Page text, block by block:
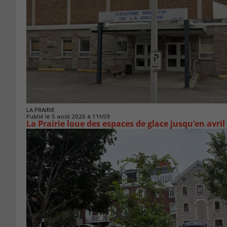
LA PRAIRIE
Publié le 5 août 2026 à 11h59
La Prairie loue des espaces de glace jusqu’en avril